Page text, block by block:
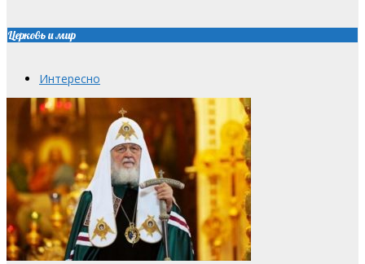
Церковь и мир
Интересно